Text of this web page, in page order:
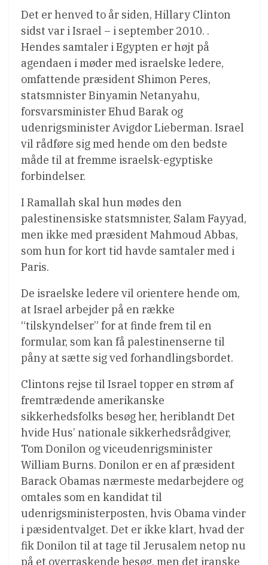
Det er henved to år siden, Hillary Clinton
sidst var i Israel – i september 2010. .
Hendes samtaler i Egypten er højt på
agendaen i møder med israelske ledere,
omfattende præsident Shimon Peres,
statsmnister Binyamin Netanyahu,
forsvarsminister Ehud Barak og
udenrigsminister Avigdor Lieberman. Israel
vil rådføre sig med hende om den bedste
måde til at fremme israelsk-egyptiske
forbindelser.
I Ramallah skal hun mødes den
palestinensiske statsmnister, Salam Fayyad,
men ikke med præsident Mahmoud Abbas,
som hun for kort tid havde samtaler med i
Paris.
De israelske ledere vil orientere hende om,
at Israel arbejder på en række
“tilskyndelser” for at finde frem til en
formular, som kan få palestinenserne til
påny at sætte sig ved forhandlingsbordet.
Clintons rejse til Israel topper en strøm af
fremtrædende amerikanske
sikkerhedsfolks besøg her, heriblandt Det
hvide Hus’ nationale sikkerhedsrådgiver,
Tom Donilon og viceudenrigsminister
William Burns. Donilon er en af præsident
Barack Obamas nærmeste medarbejdere og
omtales som en kandidat til
udenrigsministerposten, hvis Obama vinder
i pæsidentvalget. Det er ikke klart, hvad der
fik Donilon til at tage til Jerusalem netop nu
på et overraskende besøg, men det iranske